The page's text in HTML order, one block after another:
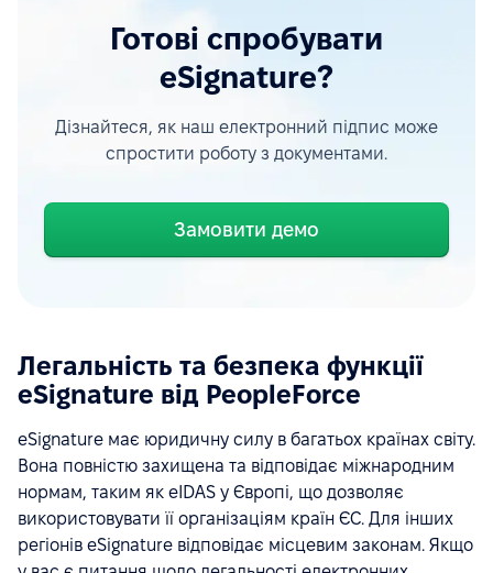
Готові спробувати
eSignature?
Дізнайтеся, як наш електронний підпис може
спростити роботу з документами.
Замовити демо
Легальність та безпека функції
eSignature від PeopleForce
eSignature має юридичну силу в багатьох країнах світу.
Вона повністю захищена та відповідає міжнародним
нормам, таким як eIDAS у Європі, що дозволяє
використовувати її організаціям країн ЄС. Для інших
регіонів eSignature відповідає місцевим законам. Якщо